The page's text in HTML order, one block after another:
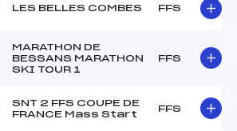
LES BELLES COMBES FFS
MARATHON DE
BESSANS MARATHON
SKI TOUR 1
FFS
SNT 2 FFS COUPE DE
FRANCE Mass Start
FFS